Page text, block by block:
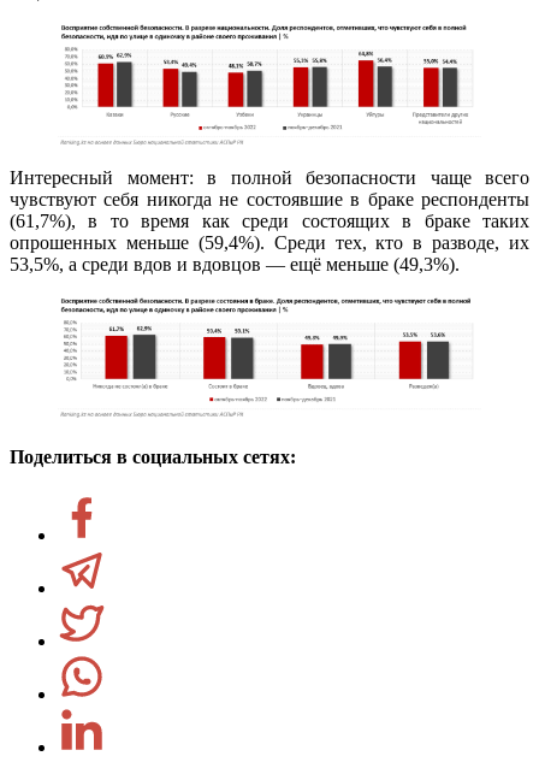
Интересный момент: в полной безопасности чаще всего
чувствуют себя никогда не состоявшие в браке респонденты
(61,7%), в то время как среди состоящих в браке таких
опрошенных меньше (59,4%). Среди тех, кто в разводе, их
53,5%, а среди вдов и вдовцов — ещё меньше (49,3%).
Поделиться в социальных сетях: